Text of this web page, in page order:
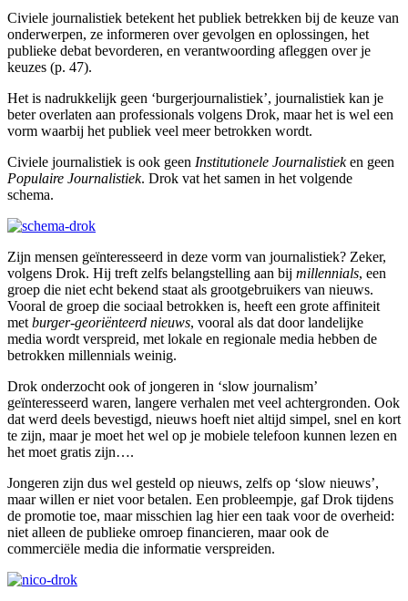
Civiele journalistiek betekent het publiek betrekken bij de keuze van
onderwerpen, ze informeren over gevolgen en oplossingen, het
publieke debat bevorderen, en verantwoording afleggen over je
keuzes (p. 47).
Het is nadrukkelijk geen ‘burgerjournalistiek’, journalistiek kan je
beter overlaten aan professionals volgens Drok, maar het is wel een
vorm waarbij het publiek veel meer betrokken wordt.
Civiele journalistiek is ook geen Institutionele Journalistieken geen
Populaire Journalistiek. Drok vat het samen in het volgende
schema.
Zijn mensen geïnteresseerd in deze vorm van journalistiek? Zeker,
volgens Drok. Hij treft zelfs belangstelling aan bij millennials, een
groep die niet echt bekend staat als grootgebruikers van nieuws.
Vooral de groep die sociaal betrokken is, heeft een grote affiniteit
met burger-georiënteerd nieuws, vooral als dat door landelijke
media wordt verspreid, met lokale en regionale media hebben de
betrokken millennials weinig.
Drok onderzocht ook of jongeren in ‘slow journalism’
geïnteresseerd waren, langere verhalen met veel achtergronden. Ook
dat werd deels bevestigd, nieuws hoeft niet altijd simpel, snel en kort
te zijn, maar je moet het wel op je mobiele telefoon kunnen lezen en
het moet gratis zijn….
Jongeren zijn dus wel gesteld op nieuws, zelfs op ‘slow nieuws’,
maar willen er niet voor betalen. Een probleempje, gaf Drok tijdens
de promotie toe, maar misschien lag hier een taak voor de overheid:
niet alleen de publieke omroep financieren, maar ook de
commerciële media die informatie verspreiden.